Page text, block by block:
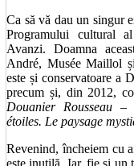
Ca să vă dau un singur
Programului cultural
Avanzi. Doamna
André, Musée Maillol
este și conservatoare a
precum și, din 2012,
Douanier Rousseau –
étoiles. Le paysage
Revenind, încheiem cu
este inutilă. Iar, fie şi un